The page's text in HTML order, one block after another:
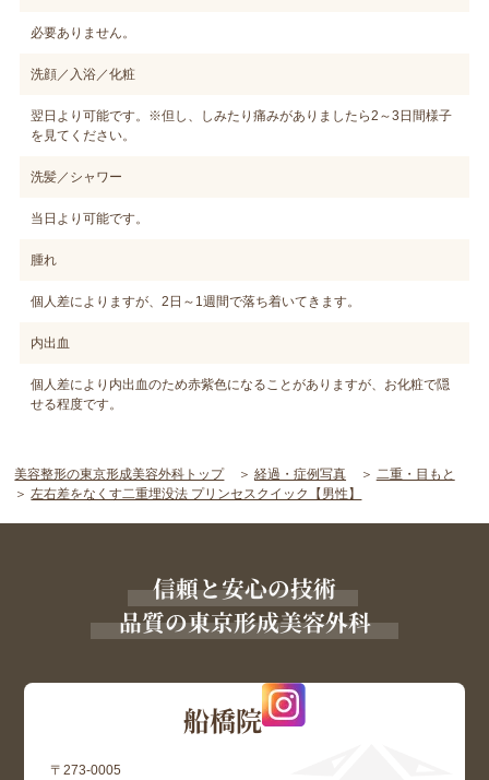
必要ありません。
洗顔／入浴／化粧
翌日より可能です。※但し、しみたり痛みがありましたら2～3日間様子
を見てください。
洗髪／シャワー
当日より可能です。
腫れ
個人差によりますが、2日～1週間で落ち着いてきます。
内出血
個人差により内出血のため赤紫色になることがありますが、お化粧で隠
せる程度です。
美容整形の東京形成美容外科トップ 経過・症例写真
二重・目もと
左右差をなくす二重埋没法 プリンセスクイック【男性】
信頼と安心の技術
品質の東京形成美容外科
船橋院
〒273-0005